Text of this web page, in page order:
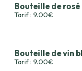
Bouteille de rosé
Tarif : 9.00€
Bouteille de vin
Tarif : 9.00€